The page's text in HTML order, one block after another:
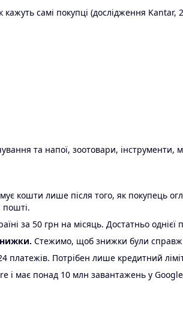
самі покупці (дослідження Kantar,
та напої, зоотовари, інструменти,
кошти лише після того, як покупець
пошті.
за 50 грн на місяць. Достатньо однієї
Стежимо, щоб знижки були
платежів. Потрібен лише кредитний
і має понад 10 млн завантажень у